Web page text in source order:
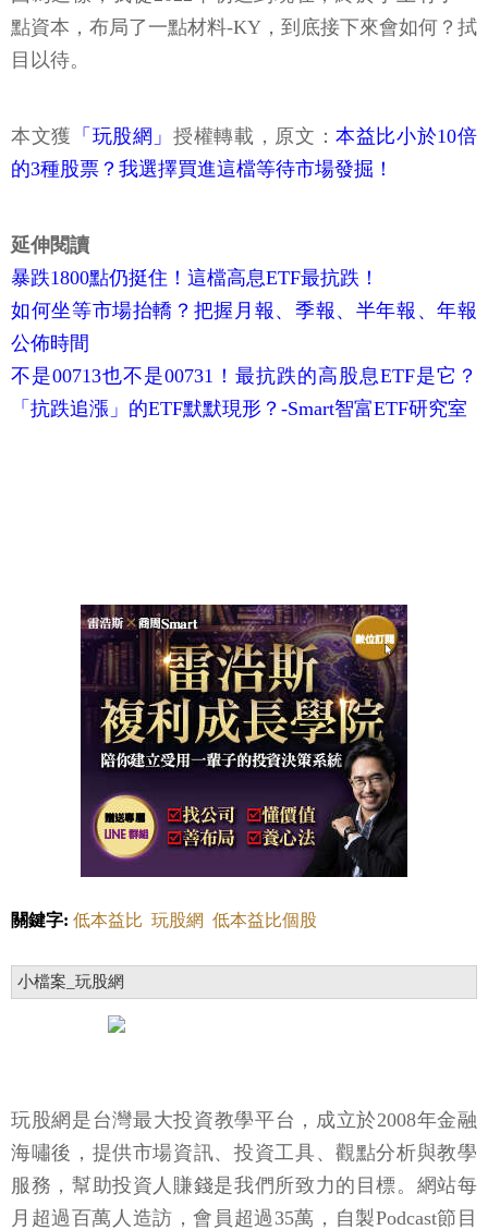
點資本，布局了一點材料-KY，到底接下來會如何？拭
目以待。
本文獲 「玩股網」授權轉載，原文：本益比小於10倍
的3種股票？我選擇買進這檔等待市場發掘！
延伸閱讀
暴跌1800點仍挺住！這檔高息ETF最抗跌！
如何坐等市場抬轎？把握月報、季報、半年報、年報
公佈時間
不是00713也不是00731！最抗跌的高股息ETF是它？
「抗跌追漲」的ETF默默現形？-Smart智富ETF研究室
關鍵字: 低本益比 玩股網 低本益比個股
小檔案_玩股網
玩股網是台灣最大投資教學平台，成立於2008年金融
海嘯後，提供市場資訊、投資工具、觀點分析與教學
服務，幫助投資人賺錢是我們所致力的目標。網站每
月超過百萬人造訪，會員超過35萬，自製Podcast節目